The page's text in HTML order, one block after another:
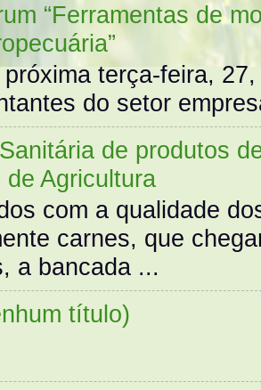
“Ferramentas de
próxima terça-feira,
do setor
de produtos
de Agricultura
com a qualidade
carnes, que
a bancada ...
título)